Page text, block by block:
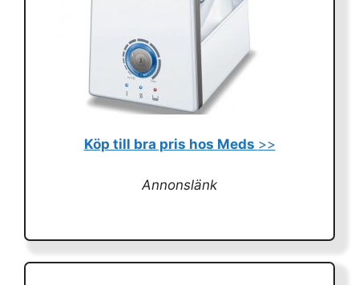
Köp till bra pris hos Meds >>
Annonslänk